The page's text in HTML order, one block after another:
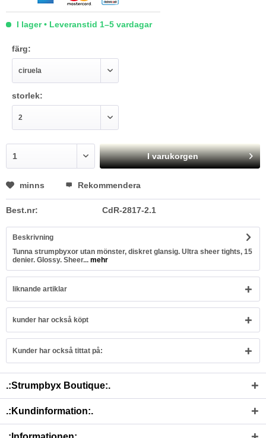
I lager • Leveranstid 1–5 vardagar
färg:
storlek:
I varukorgen
minns Rekommendera
Best.nr: CdR-2817-2.1
Beskrivning
Tunna strumpbyxor utan mönster, diskret glansig. Ultra sheer tights, 15
denier. Glossy. Sheer... mehr
liknande artiklar
kunder har också köpt
Kunder har också tittat på:
.:Strumpbyx Boutique:.
.:Kundinformation:.